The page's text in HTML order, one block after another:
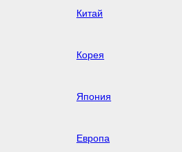
Китай
Корея
Япония
Европа